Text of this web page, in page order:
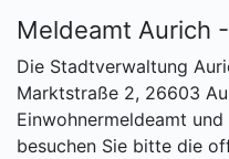
Meldeamt Aurich
Die Stadtverwaltung
Marktstraße 2, 26603
Einwohnermeldeamt
besuchen Sie bitte die